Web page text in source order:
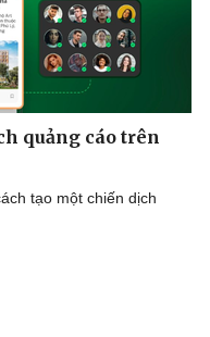
máy
vấn
quảng cáo trên
tạo một chiến dịch